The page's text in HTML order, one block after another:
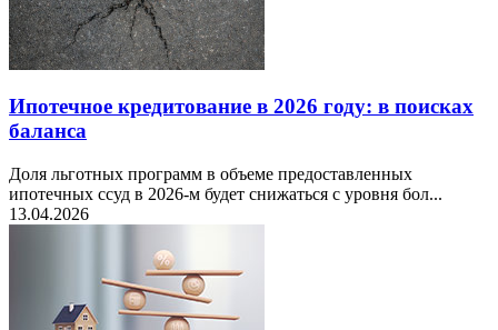
Ипотечное кредитование в 2026 году: в поисках
баланса
Доля льготных программ в объеме предоставленных
ипотечных ссуд в 2026-м будет снижаться с уровня бол...
13.04.2026